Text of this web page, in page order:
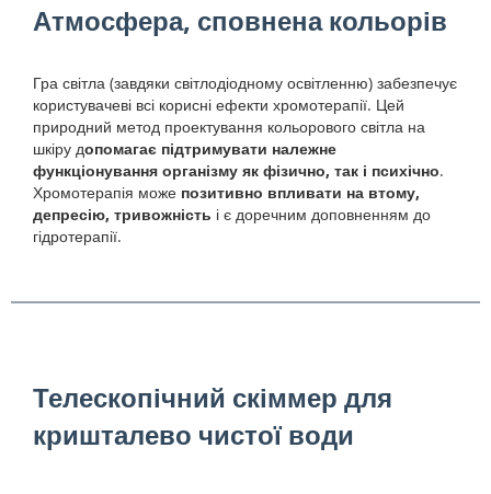
Атмосфера, сповнена кольорів
Гра світла (завдяки світлодіодному освітленню) забезпечує
користувачеві всі корисні ефекти хромотерапії. Цей
природний метод проектування кольорового світла на
шкіру допомагає підтримувати належне
функціонування організму як фізично, так і психічно.
Хромотерапія може позитивно впливати на втому,
депресію, тривожність і є доречним доповненням до
гідротерапії.
Телескопічний скіммер для
кришталево чистої води